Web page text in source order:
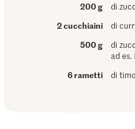
200 g
di
2 cucchiaini
di
500 g
di
ad
6 rametti
di timo